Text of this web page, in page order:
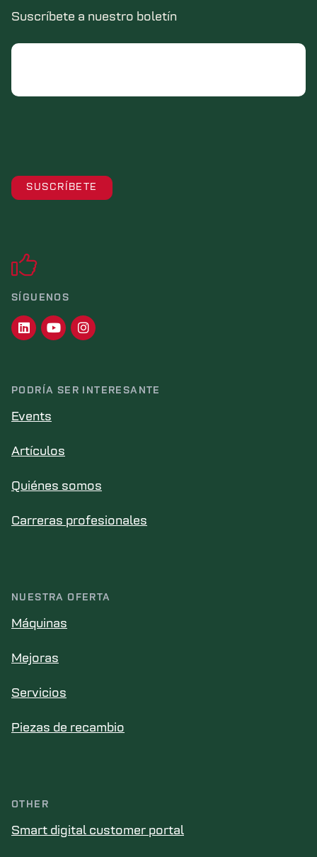
Suscríbete a nuestro boletín
Email
SÍGUENOS
PODRÍA SER INTERESANTE
Events
Artículos
Quiénes somos
Carreras profesionales
NUESTRA OFERTA
Máquinas
Mejoras
Servicios
Piezas de recambio
OTHER
Smart digital customer portal